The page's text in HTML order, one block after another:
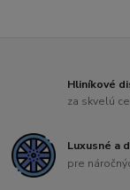
Hliníkové
za skvelú
Luxusné a
pre